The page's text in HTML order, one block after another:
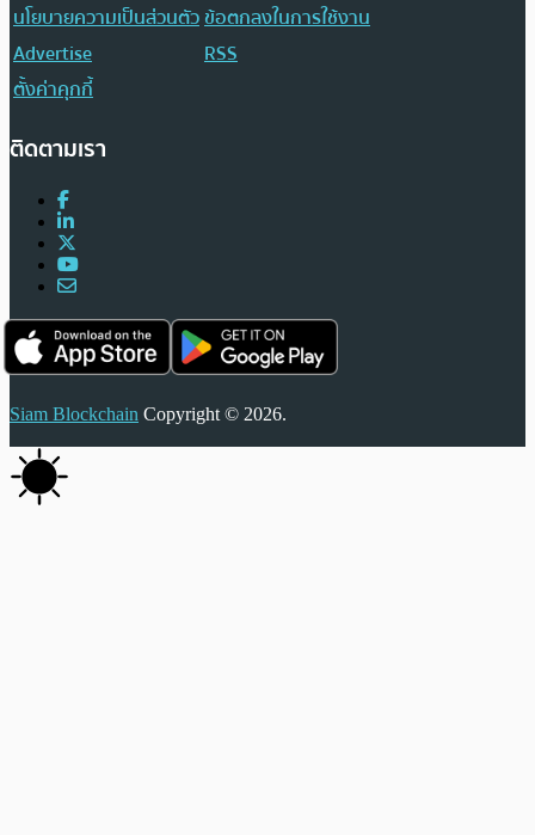
นโยบายความเป็นส่วนตัวข้อตกลงในการใช้งาน
Advertise
RSS
ตั้งค่าคุกกี้
ติดตามเรา
Siam Blockchain Copyright © 2026.